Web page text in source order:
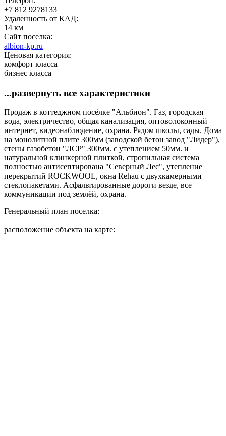
+7 812 9278133
Удаленность от КАД:
14 км
Сайт поселка:
albion-kp.ru
Ценовая категория:
комфорт класса
бизнес класса
...развернуть все характеристики
Продаж в коттеджном посёлке "Альбион". Газ, городская
вода, электричество, общая канализация, оптоволоконный
интернет, видеонаблюдение, охрана. Рядом школы, сады. Дома
на монолитной плите 300мм (заводской бетон завод "Лидер"),
стены газобетон "ЛСР" 300мм. с утеплением 50мм. и
натуральной клинкерной плиткой, стропильная система
полностью антисептирована "Северный Лес", утепление
перекрытий ROCKWOOL, окна Rehau с двухкамерными
стеклопакетами. Асфальтированные дороги везде, все
коммуникации под землёй, охрана.
Генеральный план поселка:
расположение объекта на карте: